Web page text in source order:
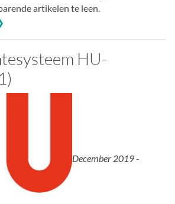
artikelen te leen.
HU-
December 2019-